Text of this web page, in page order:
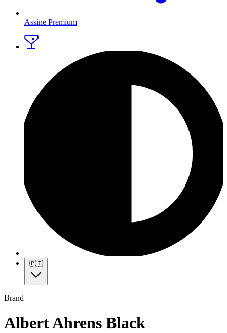
Assine Premium
🇵🇹
Brand
Albert Ahrens Black